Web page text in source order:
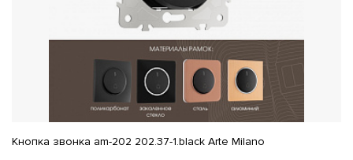
Кнопка звонка am-202 202.37-1.black Arte Milano